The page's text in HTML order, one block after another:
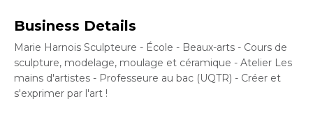
Business Details
Marie Harnois Sculpteure - École - Beaux-arts - Cours de
sculpture, modelage, moulage et céramique - Atelier Les
mains d'artistes - Professeure au bac (UQTR) - Créer et
s'exprimer par l'art !